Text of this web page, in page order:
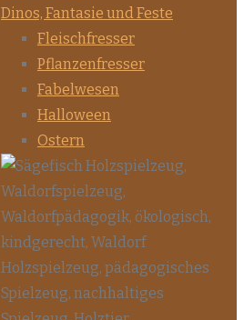
Dinos, Fantasie und Feste
Fleischfresser
Pflanzenfresser
Fabelwesen
Halloween
Ostern